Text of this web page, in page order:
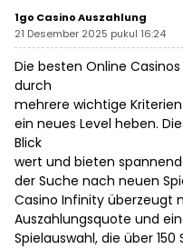
1go Casino Auszahlung
21 Desember 2025 pukul 16:24
Die besten Online
durch
mehrere wichtige
ein neues Level heben.
Blick
wert und bieten
der Suche nach neuen
Casino Infinity überzeugt
Auszahlungsquote und
Spielauswahl, die über